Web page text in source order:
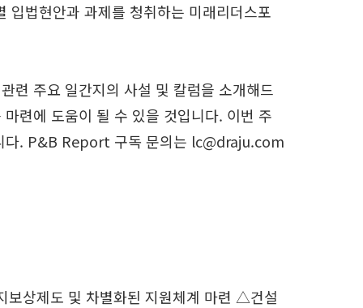
법현안과 과제를 청취하는 미래리더스포
련 주요 일간지의 사설 및 칼럼을 소개해드
련에 도움이 될 수 있을 것입니다. 이번 주
다. P&B Report 구독 문의는 lc@draju.com
상제도 및 차별화된 지원체계 마련 △건설